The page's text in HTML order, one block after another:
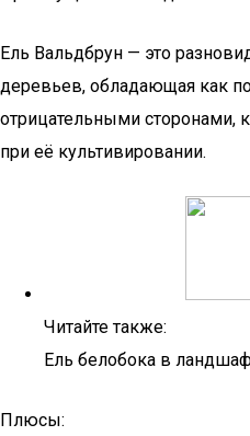
Ель Вальдбрун — это
деревьев, обладающая как
отрицательными сторонами,
при её культивировании.
Читайте также:
Ель белобока в
Плюсы: